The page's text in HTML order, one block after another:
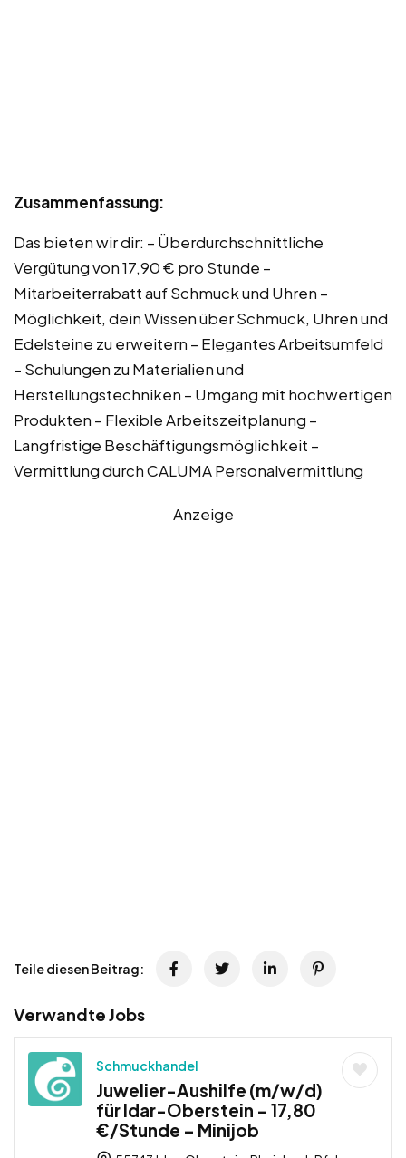
Zusammenfassung:
Das bieten wir dir: – Überdurchschnittliche
Vergütung von 17,90 € pro Stunde –
Mitarbeiterrabatt auf Schmuck und Uhren –
Möglichkeit, dein Wissen über Schmuck, Uhren und
Edelsteine zu erweitern – Elegantes Arbeitsumfeld
– Schulungen zu Materialien und
Herstellungstechniken – Umgang mit hochwertigen
Produkten – Flexible Arbeitszeitplanung –
Langfristige Beschäftigungsmöglichkeit –
Vermittlung durch CALUMA Personalvermittlung
Anzeige
Teile diesen Beitrag:
Verwandte Jobs
Schmuckhandel
Juwelier-Aushilfe (m/w/d)
für Idar-Oberstein – 17,80
€/Stunde – Minijob